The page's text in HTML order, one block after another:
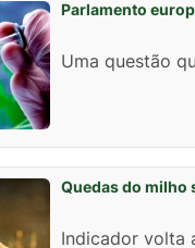
Parlamento
Uma questão
Quedas do milho
Indicador volta